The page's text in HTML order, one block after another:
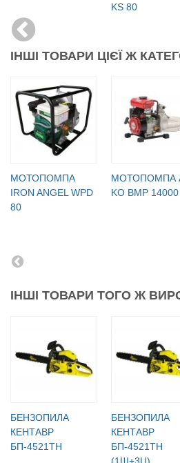
KS 80
ІНШІ ТОВАРИ ЦІЄЇ Ж
МОТОПОМПА
IRON ANGEL WPD
80
МОТОПОМПА
KO BMP 14000
ІНШІ ТОВАРИ ТОГО Ж
БЕНЗОПИЛА
КЕНТАВР
БП-4521ТН
БЕНЗОПИЛА
КЕНТАВР
БП-4521ТН